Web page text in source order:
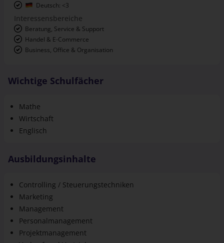
Deutsch: <3
Interessensbereiche
Beratung, Service & Support
Handel & E-Commerce
Business, Office & Organisation
Wichtige Schulfächer
Mathe
Wirtschaft
Englisch
Ausbildungsinhalte
Controlling / Steuerungstechniken
Marketing
Management
Personalmanagement
Projektmanagement